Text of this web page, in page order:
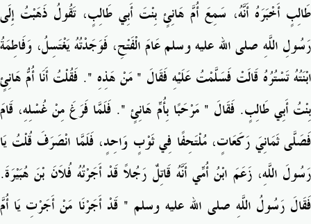
طَالِبٍ أَخْبَرَهُ أَنَّهُ، سَمِعَ أُمَّ هَانِئٍ بِنْتَ أَبِي طَالِبٍ، تَقُولُ ذَهَبْتُ إِلَى
رَسُولِ اللَّهِ صلى الله عليه وسلم عَامَ الْفَتْحِ، فَوَجَدْتُهُ يَغْتَسِلُ، وَفَاطِمَةُ
ابْنَتُهُ تَسْتُرُهُ قَالَتْ فَسَلَّمْتُ عَلَيْهِ فَقَالَ ‏"‏ مَنْ هَذِهِ ‏"‏‏.‏ فَقُلْتُ أَنَا أُمُّ هَانِئٍ
بِنْتُ أَبِي طَالِبٍ‏.‏ فَقَالَ ‏"‏ مَرْحَبًا بِأُمِّ هَانِئٍ ‏"‏‏.‏ فَلَمَّا فَرَغَ مِنْ غُسْلِهِ، قَامَ
فَصَلَّى ثَمَانِيَ رَكَعَاتٍ، مُلْتَحِفًا فِي ثَوْبٍ وَاحِدٍ، فَلَمَّا انْصَرَفَ قُلْتُ يَا
رَسُولَ اللَّهِ، زَعَمَ ابْنُ أُمِّي أَنَّهُ قَاتِلٌ رَجُلاً قَدْ أَجَرْتُهُ فُلاَنَ بْنَ هُبَيْرَةَ‏.‏
فَقَالَ رَسُولُ اللَّهِ صلى الله عليه وسلم ‏"‏ قَدْ أَجَرْنَا مَنْ أَجَرْتِ يَا أُمَّ